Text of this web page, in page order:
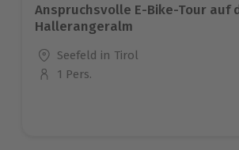
Anspruchsvolle E-Bike-Tour auf
Hallerangeralm
Standort
Seefeld in Tirol
Anzahl der Teilnehmer
1 Pers.